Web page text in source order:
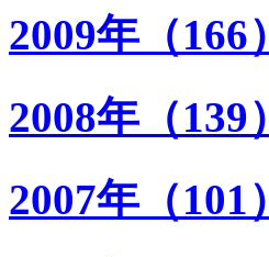
2009年（166）
2008年（139）
2007年（101）